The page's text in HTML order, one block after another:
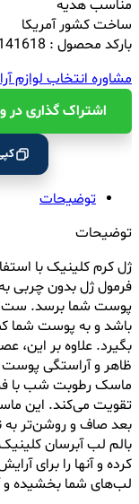
مناسب هدیه
ساخت کشور آمریکا
بارکد محصول : 192333141618
مشاوره انتخاب لوازم
اشتراک ‌گذاری در
توضیحات
توضیحات
ژل کرم کلینیک با
فرمول ژل بدون چربی
پوست شما برسد. ست
بگیرد. علاوه بر این،
ظاهر و آراستگی
ماسک رطوبت شب با
تقویت می‌کند. این
بعد صاف و روشن‌تر به
کرده و آنها را برای
لب‌های شما بخشیده و